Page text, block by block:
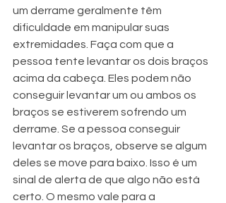
um derrame geralmente têm
dificuldade em manipular suas
extremidades. Faça com que a
pessoa tente levantar os dois braços
acima da cabeça. Eles podem não
conseguir levantar um ou ambos os
braços se estiverem sofrendo um
derrame. Se a pessoa conseguir
levantar os braços, observe se algum
deles se move para baixo. Isso é um
sinal de alerta de que algo não está
certo. O mesmo vale para a